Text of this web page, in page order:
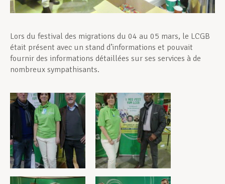
Lors du festival des migrations du 04 au 05 mars, le LCGB
était présent avec un stand d’informations et pouvait
fournir des informations détaillées sur ses services à de
nombreux sympathisants.